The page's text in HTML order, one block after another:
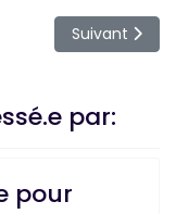
pour réussir son
Article
Suivant
par:
pour